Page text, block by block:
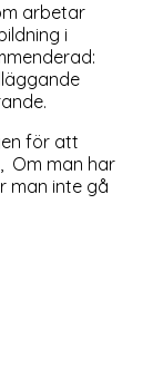
arbetar
i
för att
Om man har
man inte gå